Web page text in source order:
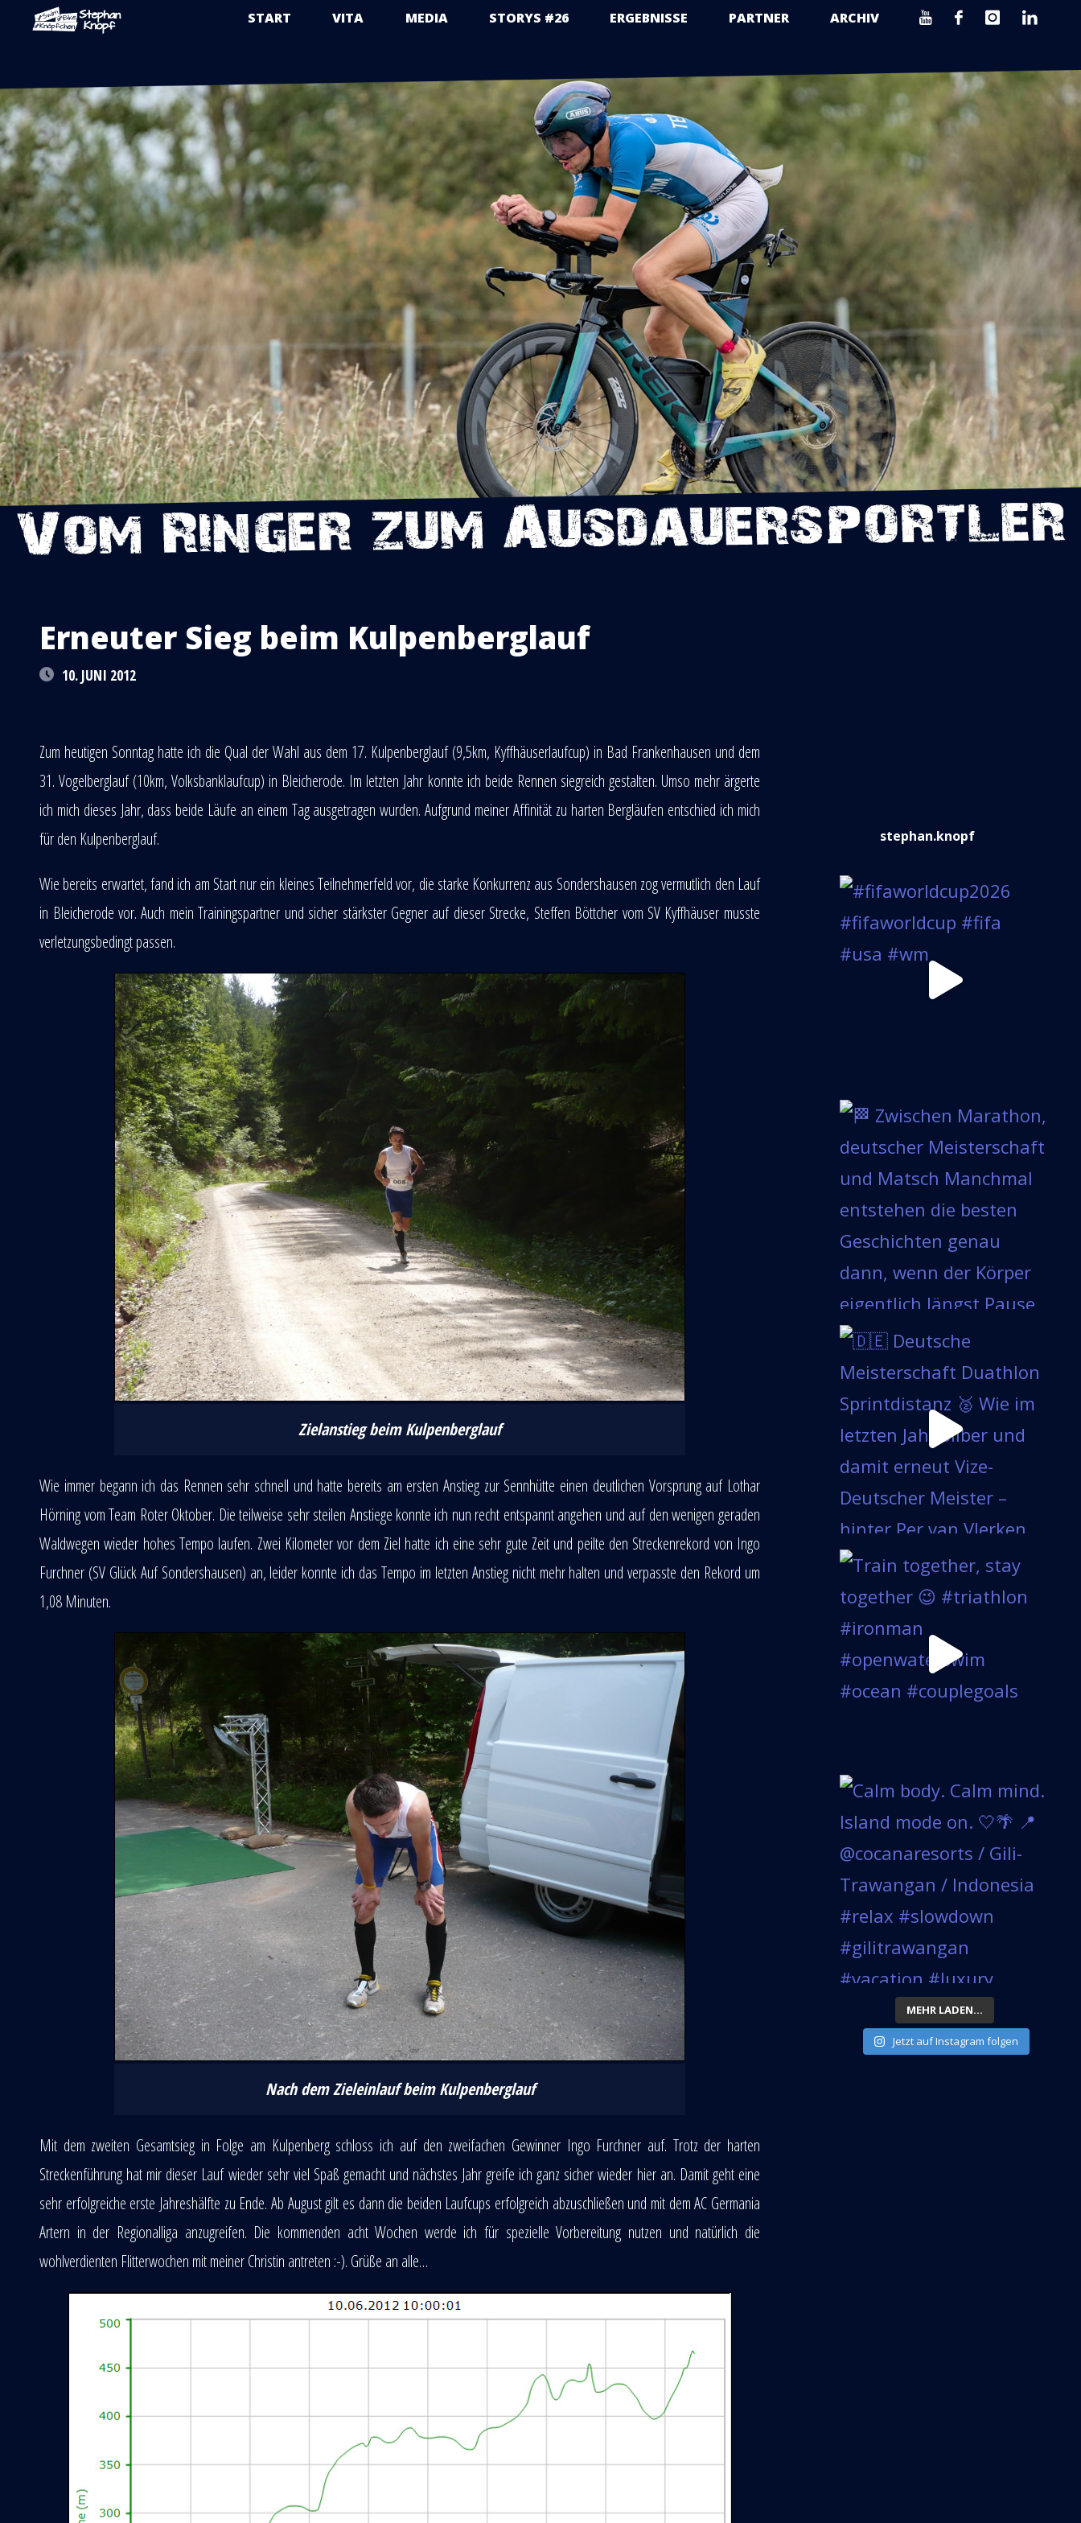
Zum
Inhalt
springen
START VITA MEDIA STORYS #26 ERGEBNISSE PARTNER ARCHIV
Erneuter Sieg beim Kulpenberglauf
10. JUNI 2012
Zum heutigen Sonntag hatte ich die Qual der Wahl aus dem 17. Kulpenberglauf (9,5km, Kyffhäuserlaufcup) in Bad Frankenhausen und dem
31. Vogelberglauf (10km, Volksbanklaufcup) in Bleicherode. Im letzten Jahr konnte ich beide Rennen siegreich gestalten. Umso mehr ärgerte
ich mich dieses Jahr, dass beide Läufe an einem Tag ausgetragen wurden. Aufgrund meiner Affinität zu harten Bergläufen entschied ich mich
für den Kulpenberglauf.
Wie bereits erwartet, fand ich am Start nur ein kleines Teilnehmerfeld vor, die starke Konkurrenz aus Sondershausen zog vermutlich den Lauf
in Bleicherode vor. Auch mein Trainingspartner und sicher stärkster Gegner auf dieser Strecke, Steffen Böttcher vom SV Kyffhäuser musste
verletzungsbedingt passen.
Zielanstieg beim Kulpenberglauf
Wie immer begann ich das Rennen sehr schnell und hatte bereits am ersten Anstieg zur Sennhütte einen deutlichen Vorsprung auf Lothar
Hörning vom Team Roter Oktober. Die teilweise sehr steilen Anstiege konnte ich nun recht entspannt angehen und auf den wenigen geraden
Waldwegen wieder hohes Tempo laufen. Zwei Kilometer vor dem Ziel hatte ich eine sehr gute Zeit und peilte den Streckenrekord von Ingo
Furchner (SV Glück Auf Sondershausen) an, leider konnte ich das Tempo im letzten Anstieg nicht mehr halten und verpasste den Rekord um
1,08 Minuten.
Nach dem Zieleinlauf beim Kulpenberglauf
Mit dem zweiten Gesamtsieg in Folge am Kulpenberg schloss ich auf den zweifachen Gewinner Ingo Furchner auf. Trotz der harten
Streckenführung hat mir dieser Lauf wieder sehr viel Spaß gemacht und nächstes Jahr greife ich ganz sicher wieder hier an. Damit geht eine
sehr erfolgreiche erste Jahreshälfte zu Ende. Ab August gilt es dann die beiden Laufcups erfolgreich abzuschließen und mit dem AC Germania
Artern in der Regionalliga anzugreifen. Die kommenden acht Wochen werde ich für spezielle Vorbereitung nutzen und natürlich die
wohlverdienten Flitterwochen mit meiner Christin antreten :-). Grüße an alle…
stephan.knopf
MEHR LADEN...
Jetzt auf Instagram folgen